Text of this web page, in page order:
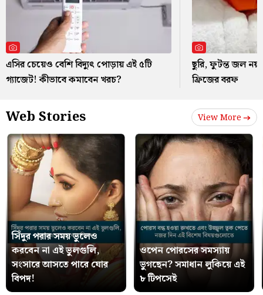
এসির চেয়েও বেশি বিদ্যুৎ পোড়ায় এই ৫টি
গ্যাজেট! কীভাবে কমাবেন খরচ?
ছুরি, ফুটন্ত জল নয়!
ফ্রিজের বরফ
Web Stories View More
সিঁদুর পরার সময় ভুলেও
করবেন না এই ভুলগুলি,
সংসারে আসতে পারে ঘোর
বিপদ!
ওপেন পোরসের সমস্যায়
ভুগছেন? সমাধান লুকিয়ে এই
৮ টিপসেই